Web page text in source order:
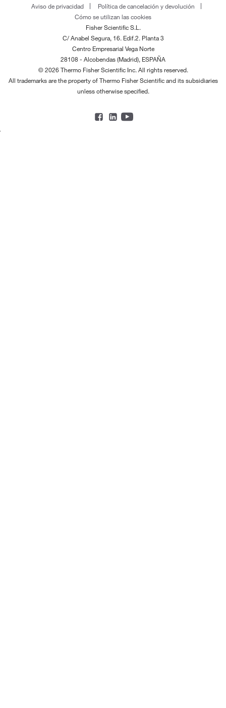
Aviso de privacidad
Política de cancelación y devolución
Cómo se utilizan las cookies
Fisher Scientific S.L.
C/ Anabel Segura, 16. Edif.2. Planta 3
Centro Empresarial Vega Norte
28108 - Alcobendas (Madrid), ESPAÑA
© 2026 Thermo Fisher Scientific Inc. All rights reserved.
All trademarks are the property of Thermo Fisher Scientific and its subsidiaries
unless otherwise specified.